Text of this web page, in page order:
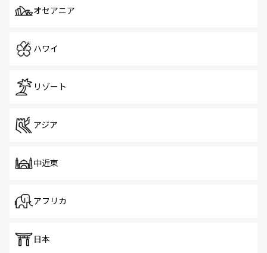
オセアニア
ハワイ
リゾート
アジア
中近東
アフリカ
日本